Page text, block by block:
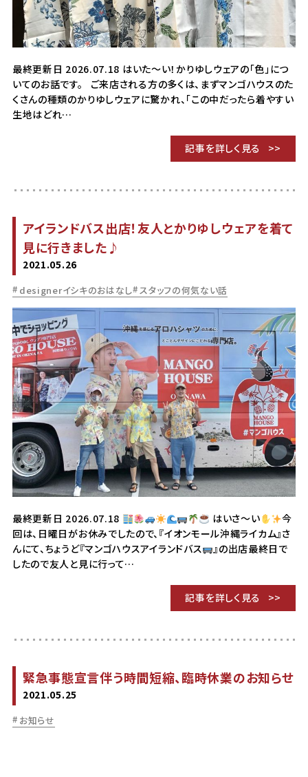
最終更新日 2026.07.18 はいた～い！かりゆしウェアの「色」につ
いてのお話です。 ご来店される方の多くは、まずマンゴハウスのた
くさんの種類のかりゆしウェアに驚かれ、「この中だったら着やすい
生地はどれ…
記事を詳しく見る
アイランドバス出店！友人とかりゆしウェアを着て
見に行きました♪
2021.05.26
designerイシキのおはなし スタッフの何気ない話
最終更新日 2026.07.18 はいさ〜い
今
回は、日曜日がお休みでしたので、『イオンモール沖縄ライカム』さ
んにて、ちょうど『マンゴハウスアイランドバス
』の出店最終日で
したので友人と見に行って…
記事を詳しく見る
緊急事態宣言伴う時間短縮、臨時休業のお知らせ
2021.05.25
お知らせ